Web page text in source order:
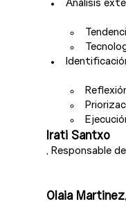
Irati Santxo
, Responsable
Olaia Martinez,